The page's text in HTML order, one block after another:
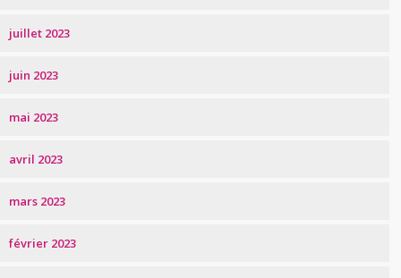
juillet 2023
juin 2023
mai 2023
avril 2023
mars 2023
février 2023